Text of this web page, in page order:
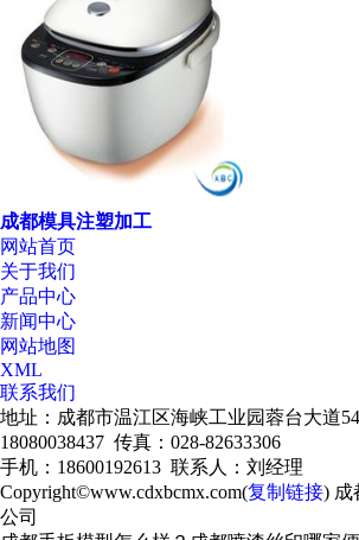
成都模具注塑加工
网站首页
关于我们
产品中心
新闻中心
网站地图
XML
联系我们
地址：成都市温江区海峡工业园蓉台大道
18080038437 传真：028-82633306
手机：18600192613 联系人：刘经理
Copyright©www.cdxbcmx.com(复制链接) 成
公司